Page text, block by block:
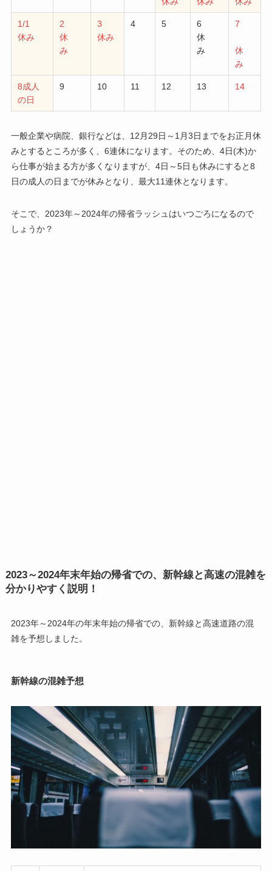
1/1
休み
2
休
み
3
休み
4 5
6
休
み
7
休
み
8成人
の日
9 10 11 12 13 14
一般企業や病院、銀行などは、12月29日～1月3日までをお正月休
みとするところが多く、6連休になります。そのため、4日(木)か
ら仕事が始まる方が多くなりますが、4日～5日も休みにすると8
日の成人の日までが休みとなり、最大11連休となります。
そこで、2023年～2024年の帰省ラッシュはいつごろになるので
しょうか？
2023～2024年末年始の帰省での、新幹線と高速の混雑を
分かりやすく説明！
2023年～2024年の年末年始の帰省での、新幹線と高速道路の混
雑を予想しました。
新幹線の混雑予想